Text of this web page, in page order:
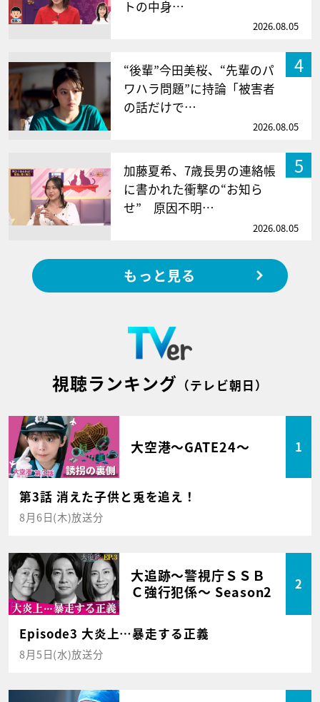
トの中身…
2026.08.05
4
“後輩”今田美桜、“先輩のパ
ワハラ問題”に持論「被害者
の話だけで…
2026.08.05
5
加藤夏希、7歳長男の連絡帳
に書かれた衝撃の“お知ら
せ” 原因不明…
2026.08.05
もっと見る
視聴ランキング （テレビ朝日）
大空港～GATE24～ 1
第3話 消えた子供と兎を追え！
8月6日(木)放送分
大追跡～警視庁ＳＳＢ
Ｃ強行犯係～ Season2
2
Episode3 大炎上…暴走する正義
8月5日(水)放送分